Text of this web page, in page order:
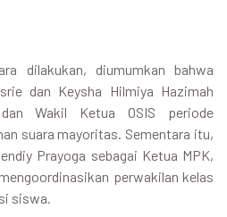
dilakukan, diumumkan bahwa
dan Keysha Hilmiya Hazimah
Wakil Ketua OSIS periode
suara mayoritas. Sementara itu,
Prayoga sebagai Ketua MPK,
perwakilan kelas
siswa.